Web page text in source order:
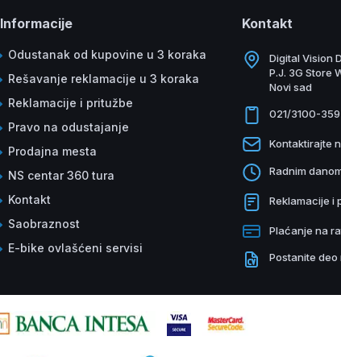
Informacije
Odustanak od kupovine u 3 koraka
Rešavanje reklamacije u 3 koraka
Reklamacije i pritužbe
Pravo na odustajanje
Prodajna mesta
NS centar 360 tura
Kontakt
Saobraznost
E-bike ovlašćeni servisi
Kontakt
Digital Vision
P.J. 3G Store
Novi sad
021/3100-359
Kontaktirajte
Radnim
Reklamacije i
Plaćanje na
Postanite deo